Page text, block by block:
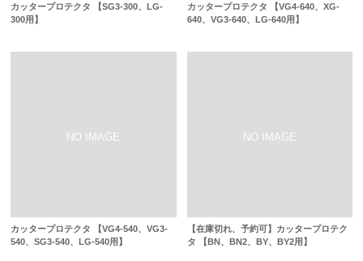
カッタープロテクタ 【SG3-300、LG-
300用】
カッタープロテクタ 【VG4-640、XG-
640、VG3-640、LG-640用】
カッタープロテクタ 【VG4-540、VG3-
540、SG3-540、LG-540用】
【在庫切れ、予約可】カッタープロテク
タ 【BN、BN2、BY、BY2用】